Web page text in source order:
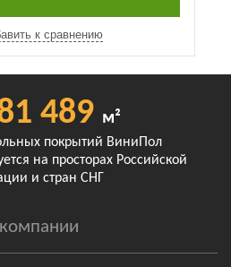
к сравнению
489 м²
покрытий ВиниПол
на просторах Российской
и стран СНГ